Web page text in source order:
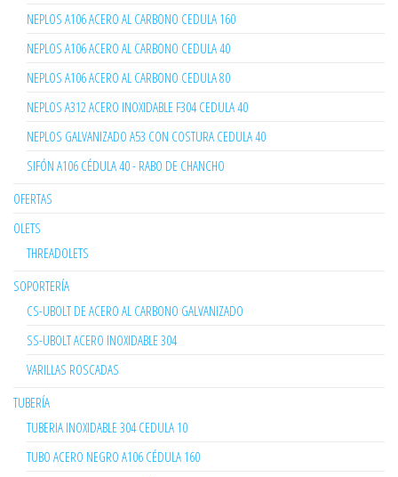
NEPLOS A106 ACERO AL CARBONO CEDULA 160
NEPLOS A106 ACERO AL CARBONO CEDULA 40
NEPLOS A106 ACERO AL CARBONO CEDULA 80
NEPLOS A312 ACERO INOXIDABLE F304 CEDULA 40
NEPLOS GALVANIZADO A53 CON COSTURA CEDULA 40
SIFÓN A106 CÉDULA 40 - RABO DE CHANCHO
OFERTAS
OLETS
THREADOLETS
SOPORTERÍA
CS-UBOLT DE ACERO AL CARBONO GALVANIZADO
SS-UBOLT ACERO INOXIDABLE 304
VARILLAS ROSCADAS
TUBERÍA
TUBERIA INOXIDABLE 304 CEDULA 10
TUBO ACERO NEGRO A106 CÉDULA 160